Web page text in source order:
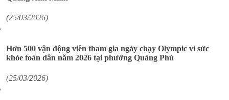
(25/03/2026)
Hơn 500 vận động viên tham gia ngày chạy Olympic vì sức
khỏe toàn dân năm 2026 tại phường Quảng Phú
(25/03/2026)